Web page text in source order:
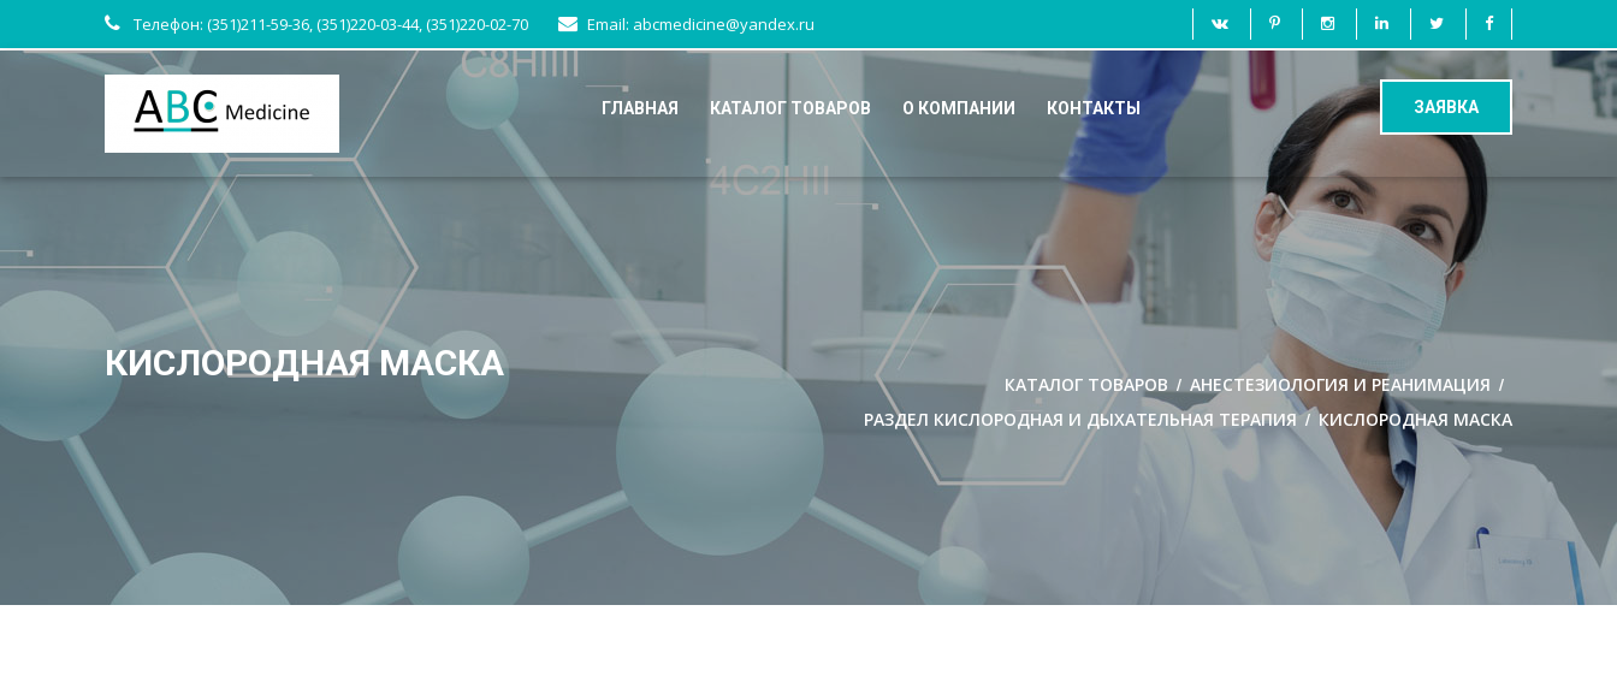
Телефон: (351)211-59-36, (351)220-03-44, (351)220-02-70 Email: abcmedicine@yandex.ru
ГЛАВНАЯ КАТАЛОГ ТОВАРОВ О КОМПАНИИ КОНТАКТЫ ЗАЯВКА
КИСЛОРОДНАЯ МАСКА
КАТАЛОГ ТОВАРОВ / АНЕСТЕЗИОЛОГИЯ И РЕАНИМАЦИЯ /
РАЗДЕЛ КИСЛОРОДНАЯ И ДЫХАТЕЛЬНАЯ ТЕРАПИЯ/КИСЛОРОДНАЯ МАСКА